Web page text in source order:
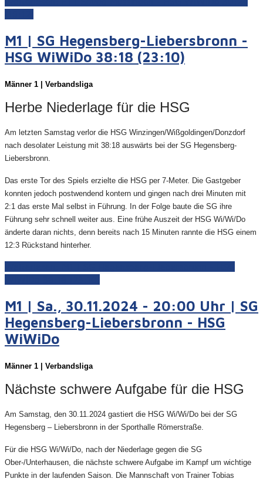
M1 | SG Hegensberg-Liebersbronn -
HSG WiWiDo 38:18 (23:10)
Männer 1 | Verbandsliga
Herbe Niederlage für die HSG
Am letzten Samstag verlor die HSG Winzingen/Wißgoldingen/Donzdorf
nach desolater Leistung mit 38:18 auswärts bei der SG Hegensberg-
Liebersbronn.
Das erste Tor des Spiels erzielte die HSG per 7-Meter. Die Gastgeber
konnten jedoch postwendend kontern und gingen nach drei Minuten mit
2:1 das erste Mal selbst in Führung. In der Folge baute die SG ihre
Führung sehr schnell weiter aus. Eine frühe Auszeit der HSG Wi/Wi/Do
änderte daran nichts, denn bereits nach 15 Minuten rannte die HSG einem
12:3 Rückstand hinterher.
M1 | Sa., 30.11.2024 - 20:00 Uhr | SG
Hegensberg-Liebersbronn - HSG
WiWiDo
Männer 1 | Verbandsliga
Nächste schwere Aufgabe für die HSG
Am Samstag, den 30.11.2024 gastiert die HSG Wi/Wi/Do bei der SG
Hegensberg – Liebersbronn in der Sporthalle Römerstraße.
Für die HSG Wi/Wi/Do, nach der Niederlage gegen die SG
Ober-/Unterhausen, die nächste schwere Aufgabe im Kampf um wichtige
Punkte in der laufenden Saison. Die Mannschaft von Trainer Tobias